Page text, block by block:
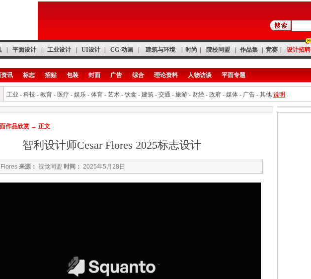
平面设计 工业设计 UI设计 CG·动画 建筑与环境 时尚 院校同盟 作品集 竞赛 设计招聘
讯 标志 招贴 包装 封面 广告 综合 理论资料 人物访谈 平面专题
工业 - 科技 - 教育 - 医疗 - 娱乐 - 体育 - 艺术 - 饮食 - 建筑 - 交通 - 旅游 - 财经 - 政府 - 媒体 - 广告 - 其他 说明
作品欣赏 → 正文
智利设计师Cesar Flores 2025标志设计
来源： 视觉同盟 时间： 2025年5月28日